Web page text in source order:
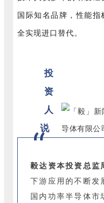
国际知名品牌，性能
全实现进口替代。
”
投
资
人
说
毅达资本投资总监
下游应用的不断发
国内功率半导体市